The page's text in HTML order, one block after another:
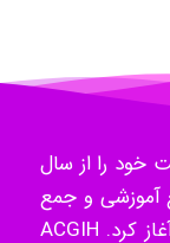
Tavan
خود را از سال
آموزشی و جمع
آوری کلیه مقالات و جزوات دانشگاهی آغاز کرد. ACGIH